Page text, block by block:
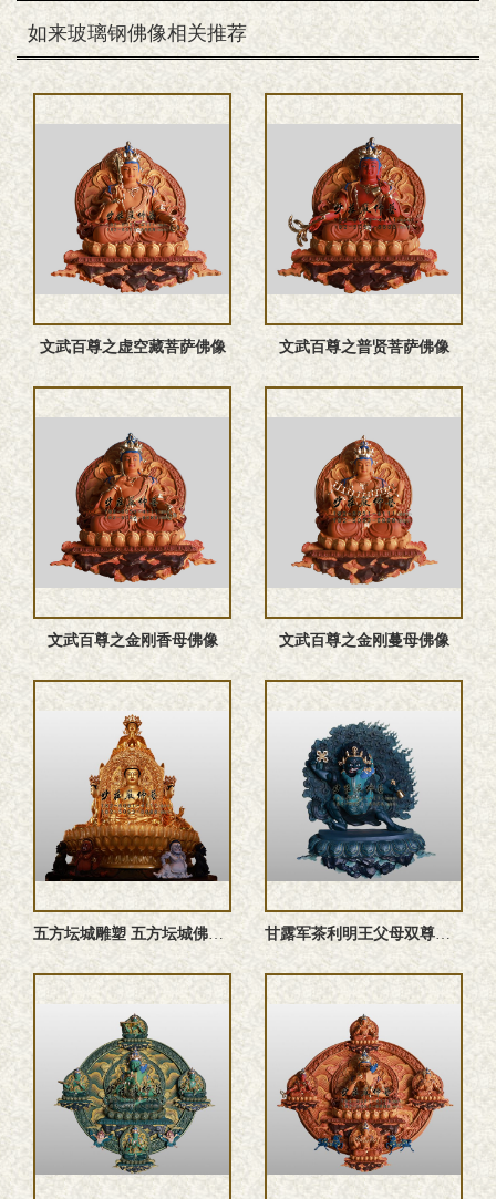
如来玻璃钢佛像相关推荐
文武百尊之虚空藏菩萨佛像 文武百尊之普贤菩萨佛像
文武百尊之金刚香母佛像 文武百尊之金刚蔓母佛像
五方坛城‌雕塑 五方坛城佛像 五方佛雕塑 甘露军茶利明王父母双尊雕塑